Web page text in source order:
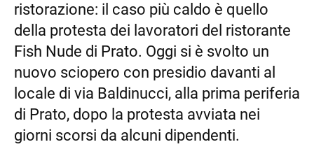
ristorazione: il caso più caldo è quello
della protesta dei lavoratori del ristorante
Fish Nude di Prato. Oggi si è svolto un
nuovo sciopero con presidio davanti al
locale di via Baldinucci, alla prima periferia
di Prato, dopo la protesta avviata nei
giorni scorsi da alcuni dipendenti.